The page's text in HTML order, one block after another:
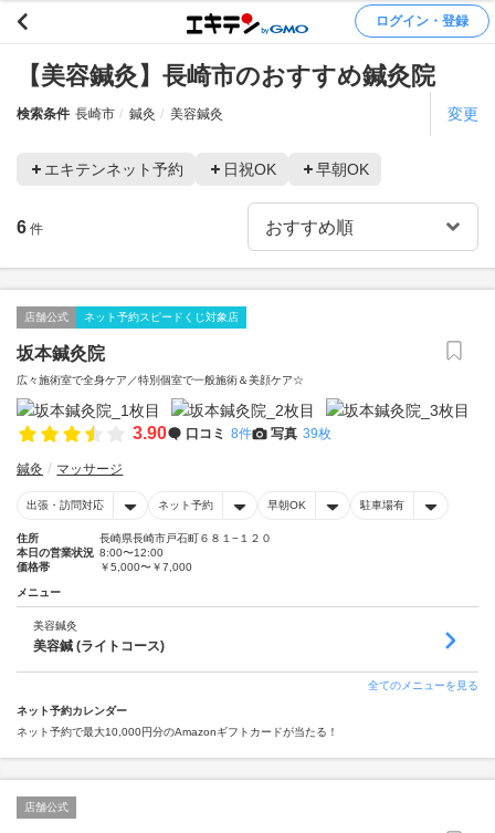
ログイン・登録
【美容鍼灸】長崎市のおすすめ鍼灸院
検索条件 長崎市 鍼灸 美容鍼灸 変更
エキテンネット予約 日祝OK 早朝OK
6 件
店舗公式 ネット予約スピードくじ対象店
坂本鍼灸院
広々施術室で全身ケア／特別個室で一般施術＆美顔ケア☆
3.90 口コミ 8件 写真 39枚
鍼灸 マッサージ
出張・訪問対応 ネット予約 早朝OK 駐車場有
住所
長崎県長崎市戸石町６８１−１２０
本日の営業状況 8:00〜12:00
価格帯
￥5,000〜￥7,000
メニュー
美容鍼灸
美容鍼 (ライトコース)
全てのメニューを見る
ネット予約カレンダー
ネット予約で最大10,000円分のAmazonギフトカードが当たる！
店舗公式